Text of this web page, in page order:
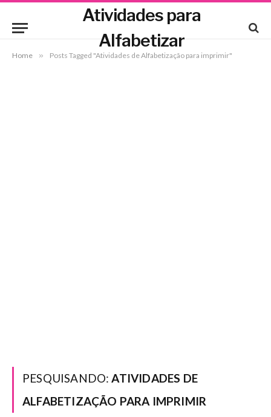
Atividades para
Alfabetizar
Home » Posts Tagged "Atividades de Alfabetização para imprimir"
PESQUISANDO:ATIVIDADES DE
ALFABETIZAÇÃO PARA IMPRIMIR